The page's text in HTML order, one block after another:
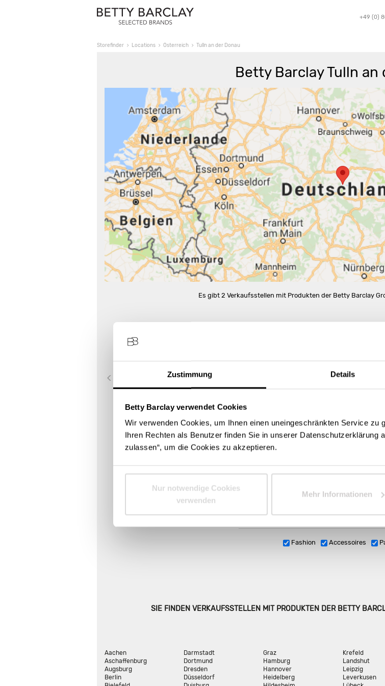
Zustimmung Details
Betty Barclay verwendet Cookies
Wir verwenden Cookies, um Ihnen einen uneingeschränkten Service zu
Ihren Rechten als Benutzer finden Sie in unserer Datenschutzerklärung
zulassen“, um die Cookies zu akzeptieren.
Nur notwendige Cookies
verwenden
Mehr Informationen
+49 (0)
Storefinder Locations Österreich Tulln an der Donau
Betty Barclay Tulln an
Route berechnen
Es gibt 2 Verkaufsstellen mit Produkten der Betty Barclay
Route berechnen
Fashion Accessoires
SIE FINDEN VERKAUFSSTELLEN MIT PRODUKTEN DER BETTY
Aachen
Aschaffenburg
Augsburg
Berlin
Darmstadt
Dortmund
Dresden
Düsseldorf
Graz
Hamburg
Hannover
Heidelberg
Krefeld
Landshut
Leipzig
Leverkusen